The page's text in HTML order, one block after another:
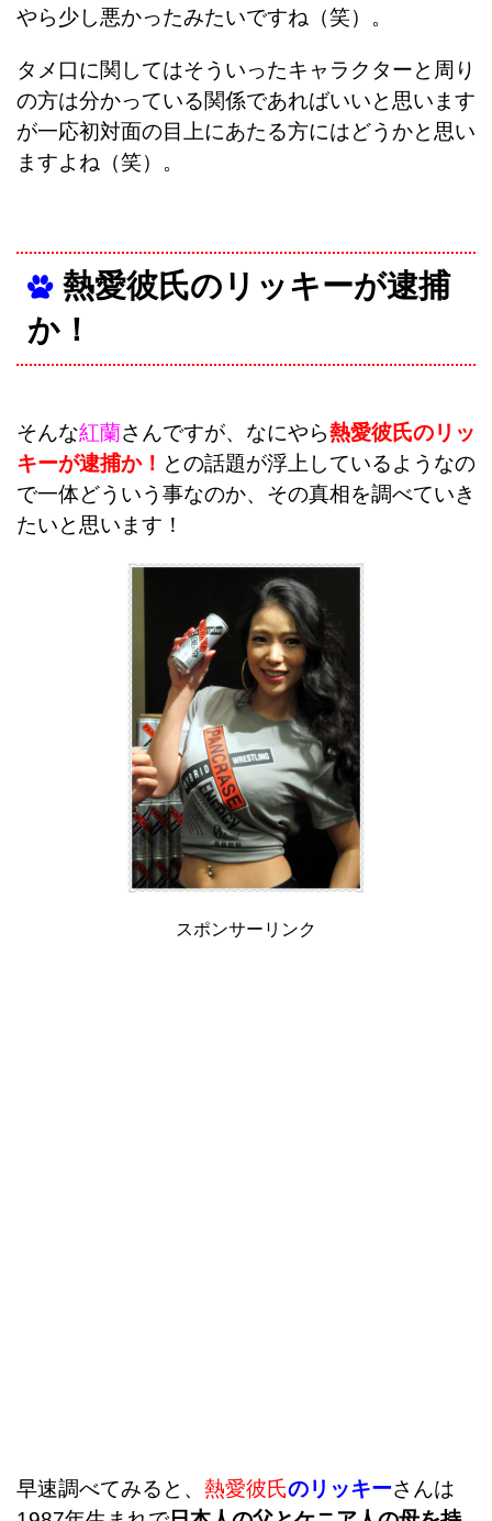
やら少し悪かったみたいですね（笑）。
タメ口に関してはそういったキャラクターと周り
の方は分かっている関係であればいいと思います
が一応初対面の目上にあたる方にはどうかと思い
ますよね（笑）。
熱愛彼氏のリッキーが逮捕
か！
そんな紅蘭さんですが、なにやら熱愛彼氏のリッ
キーが逮捕か！ との話題が浮上しているようなの
で一体どういう事なのか、その真相を調べていき
たいと思います！
スポンサーリンク
早速調べてみると、 熱愛彼氏のリッキーさんは